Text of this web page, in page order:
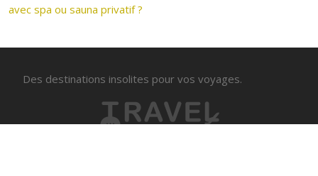
avec spa ou sauna privatif ?
Des destinations insolites pour vos voyages.